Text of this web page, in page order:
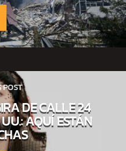
POST
DE CALLE 24
AQUÍ ESTÁN